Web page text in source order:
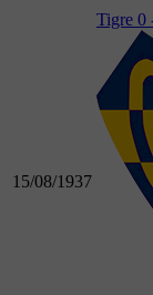
15/08/1937
Tigre 0